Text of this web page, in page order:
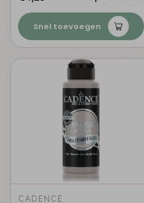
Snel toevoegen
CADENCE